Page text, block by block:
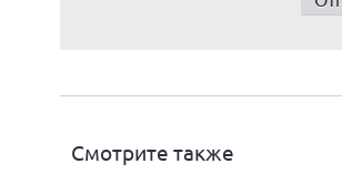
Смотрите также